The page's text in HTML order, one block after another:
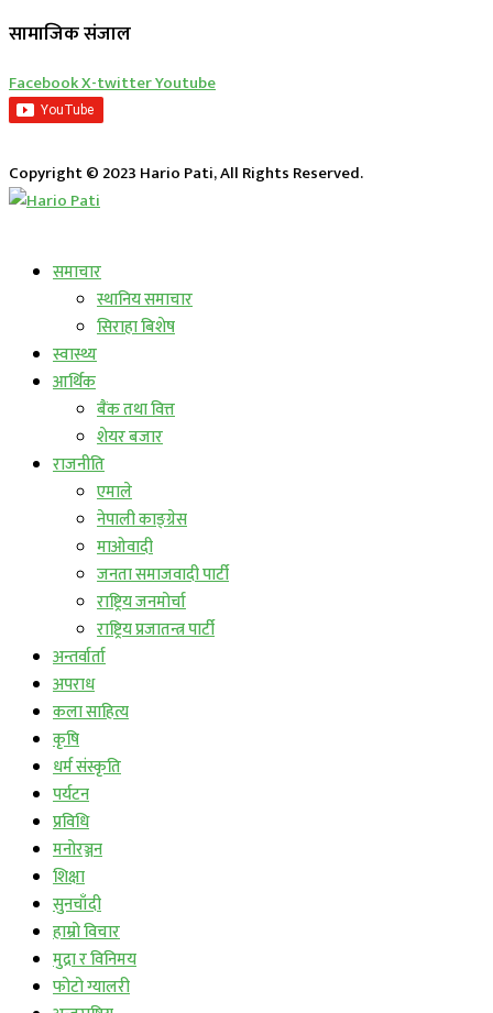
सामाजिक संजाल
FacebookX-twitterYoutube
Copyright © 2023 Hario Pati, All Rights Reserved.
समाचार
स्थानिय समाचार
सिराहा बिशेष
स्वास्थ्य
आर्थिक
बैंक तथा वित्त
शेयर बजार
राजनीति
एमाले
नेपाली काङ्ग्रेस
माओवादी
जनता समाजवादी पार्टी
राष्ट्रिय जनमोर्चा
राष्ट्रिय प्रजातन्त्र पार्टी
अन्तर्वार्ता
अपराध
कला साहित्य
कृषि
धर्म संस्कृति
पर्यटन
प्रविधि
मनोरञ्जन
शिक्षा
सुनचाँदी
हाम्रो विचार
मुद्रा र विनिमय
फोटो ग्यालरी